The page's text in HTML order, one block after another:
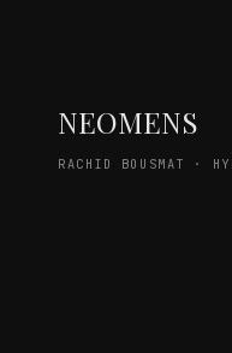
NEOMENS
RACHID BOUSMAT ·